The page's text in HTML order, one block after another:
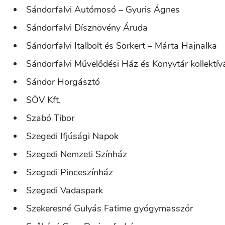
Sándorfalvi Autómosó – Gyuris Ágnes
Sándorfalvi Dísznövény Áruda
Sándorfalvi Italbolt és Sörkert – Márta Hajnalka
Sándorfalvi Művelődési Ház és Könyvtár
Sándor Horgásztó
SÖV Kft.
Szabó Tibor
Szegedi Ifjúsági Napok
Szegedi Nemzeti Színház
Szegedi Pinceszínház
Szegedi Vadaspark
Szekeresné Gulyás Fatime gyógymasszőr